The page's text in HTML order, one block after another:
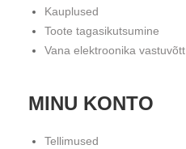
Kauplused
Toote tagasikutsumine
Vana elektroonika vastuvõtt
MINU KONTO
Tellimused